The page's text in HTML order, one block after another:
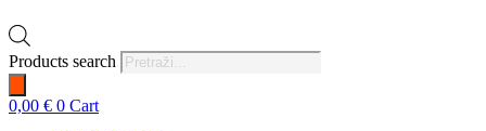
Products search
0,00 € 0 Cart